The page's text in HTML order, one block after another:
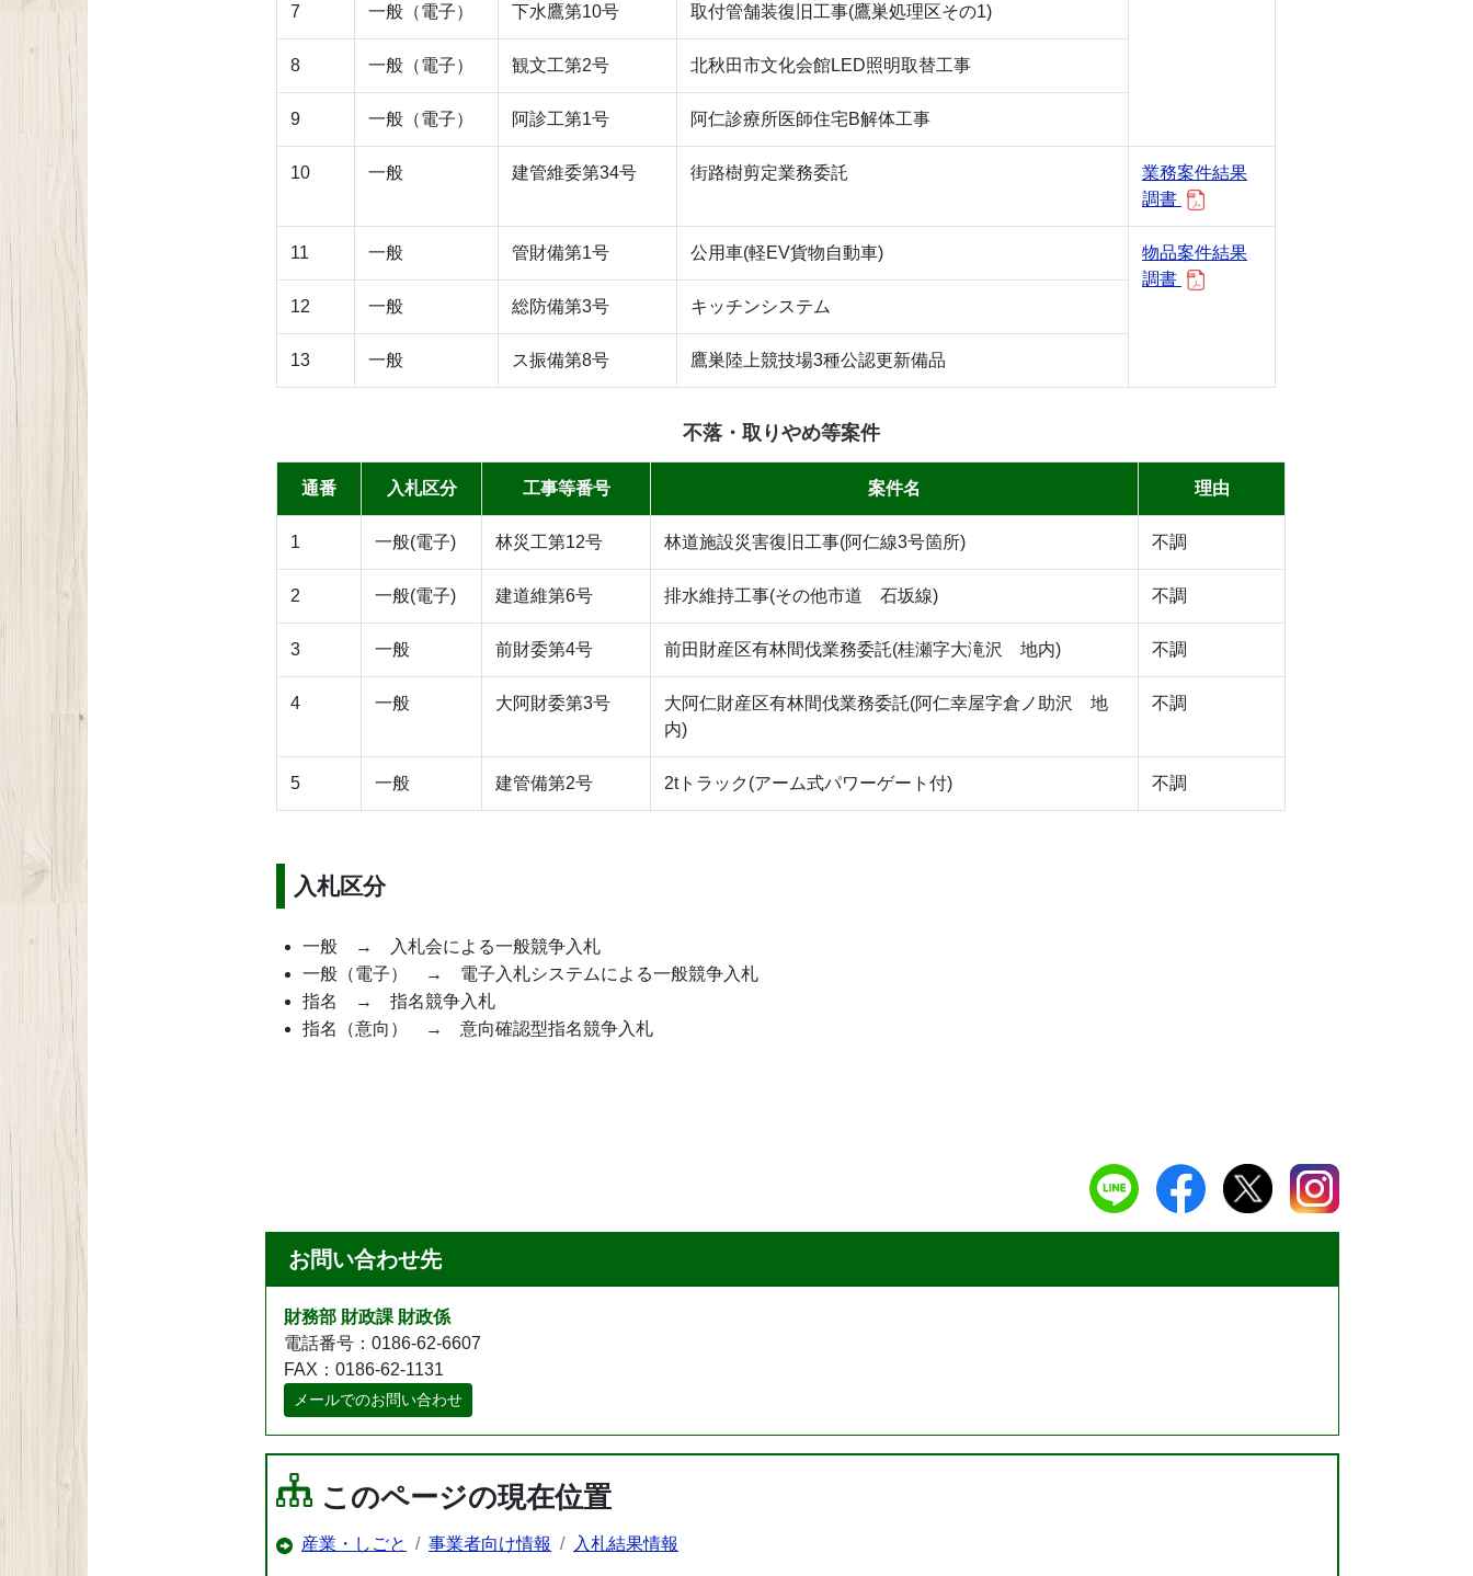
7 一般（電子） 下水鷹第10号 取付管舗装復旧工事(鷹巣処理区その1)
8 一般（電子） 観文工第2号 北秋田市文化会館LED照明取替工事
9 一般（電子） 阿診工第1号 阿仁診療所医師住宅B解体工事
10 一般 建管維委第34号 街路樹剪定業務委託
業務案件結果
調書
11 一般 管財備第1号 公用車(軽EV貨物自動車)
物品案件結果
調書
12
一般 総防備第3号 キッチンシステム
13 一般 ス振備第8号 鷹巣陸上競技場3種公認更新備品
不落・取りやめ等案件
通番 入札区分 工事等番号 案件名 理由
1 一般(電子) 林災工第12号 林道施設災害復旧工事(阿仁線3号箇所) 不調
2 一般(電子) 建道維第6号 排水維持工事(その他市道 石坂線) 不調
3 一般 前財委第4号 前田財産区有林間伐業務委託(桂瀬字大滝沢 地内) 不調
4 一般 大阿財委第3号
大阿仁財産区有林間伐業務委託(阿仁幸屋字倉ノ助沢 地
内)
不調
5 一般 建管備第2号 2tトラック(アーム式パワーゲート付) 不調
入札区分
一般 → 入札会による一般競争入札
一般（電子） → 電子入札システムによる一般競争入札
指名 → 指名競争入札
指名（意向） → 意向確認型指名競争入札
お問い合わせ先
財務部 財政課 財政係
電話番号：0186-62-6607
FAX：0186-62-1131
メールでのお問い合わせ
このページの現在位置
産業・しごと 事業者向け情報 入札結果情報